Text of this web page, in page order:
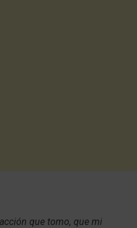
que tomo, que mi